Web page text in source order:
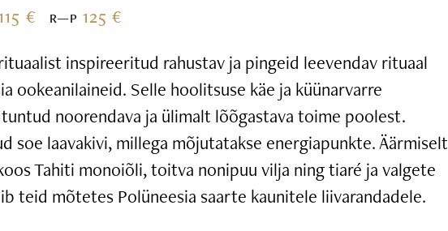
€ R—P 125 €
inspireeritud rahustav ja pingeid leevendav rituaal
ookeanilaineid. Selle hoolitsuse käe ja küünarvarre
noorendava ja ülimalt lõõgastava toime poolest.
soe laavakivi, millega mõjutatakse energiapunkte. Äärmiselt
Tahiti monoiõli, toitva nonipuu vilja ning tiaré ja valgete
teid mõtetes Polüneesia saarte kaunitele liivarandadele.